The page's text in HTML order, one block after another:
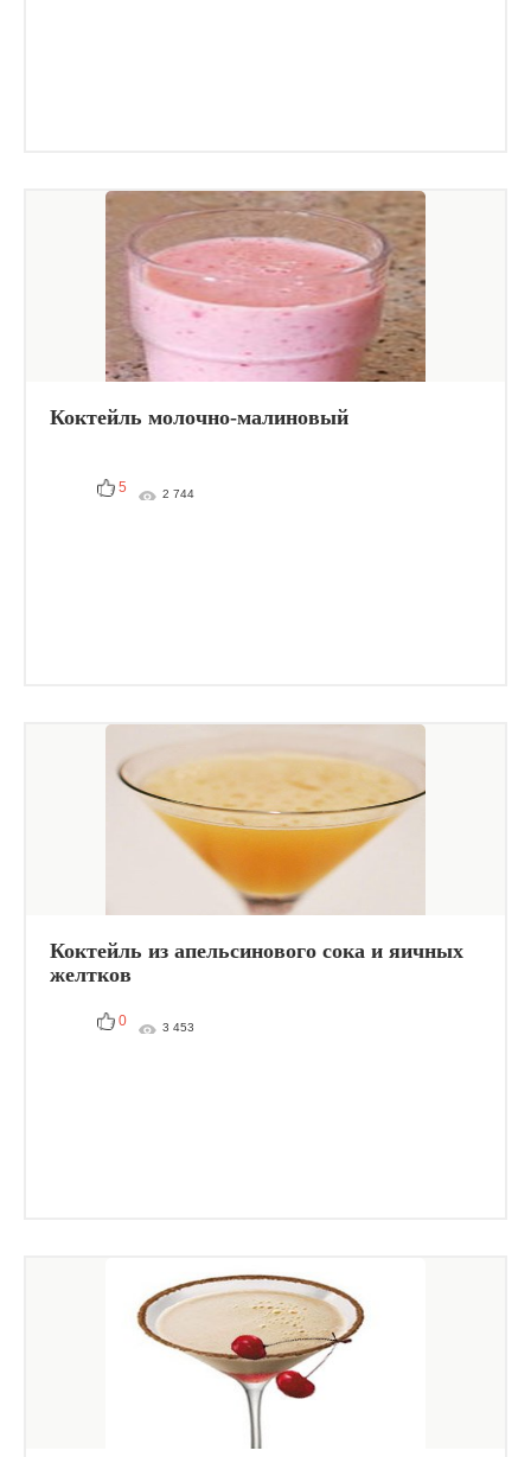
Коктейль молочно-малиновый
5 2 744
Коктейль из апельсинового сока и яичных
желтков
0 3 453